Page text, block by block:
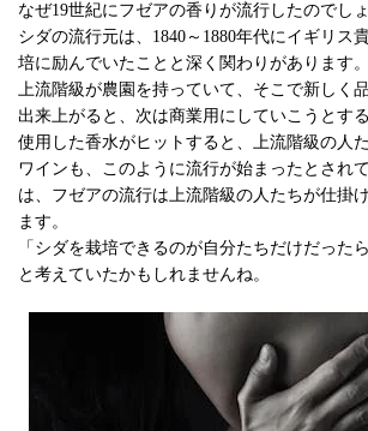
なぜ19世紀にフゼアの香りが流行したのでし
シダの流行元は、1840～1880年代にイギリス
培に励んでいたことと深く関わりがあります。
上流階級が農園を持っていて、そこで新しく
出来上がると、次は商業用にしていこうとす
使用した香水がヒットすると、上流階級の人
ワインも、このように流行が始まったとされ
は、フゼアの流行は上流階級の人たちが仕掛
ます。
「シダを栽培できるのが自分たちだけだった
と考えていたかもしれませんね。